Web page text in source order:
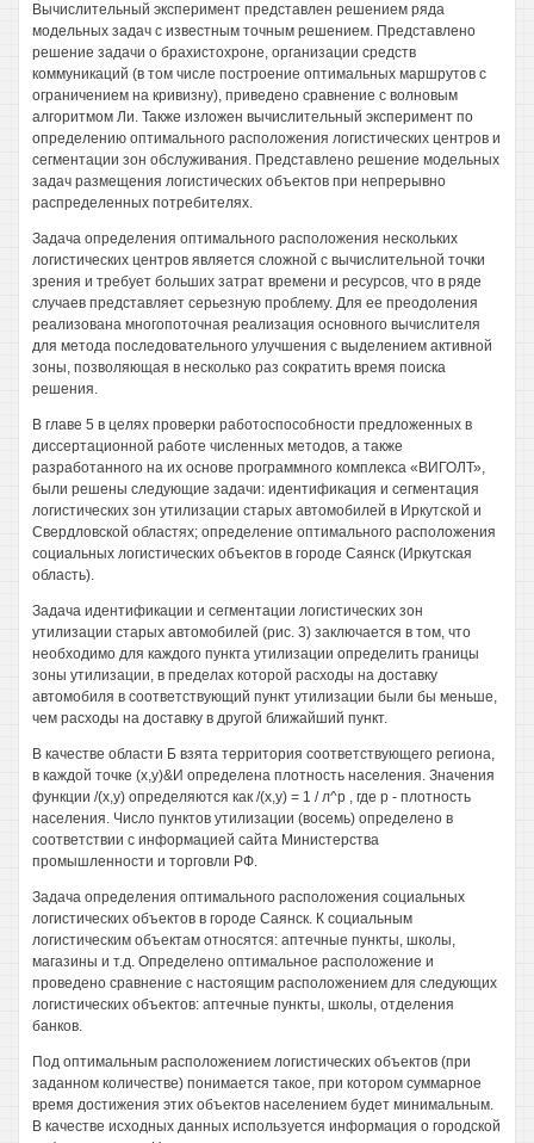
Вычислительный эксперимент представлен решением ряда
модельных задач с известным точным решением. Представлено
решение задачи о брахистохроне, организации средств
коммуникаций (в том числе построение оптимальных маршрутов с
ограничением на кривизну), приведено сравнение с волновым
алгоритмом Ли. Также изложен вычислительный эксперимент по
определению оптимального расположения логистических центров и
сегментации зон обслуживания. Представлено решение модельных
задач размещения логистических объектов при непрерывно
распределенных потребителях.
Задача определения оптимального расположения нескольких
логистических центров является сложной с вычислительной точки
зрения и требует больших затрат времени и ресурсов, что в ряде
случаев представляет серьезную проблему. Для ее преодоления
реализована многопоточная реализация основного вычислителя
для метода последовательного улучшения с выделением активной
зоны, позволяющая в несколько раз сократить время поиска
решения.
В главе 5 в целях проверки работоспособности предложенных в
диссертационной работе численных методов, а также
разработанного на их основе программного комплекса «ВИГОЛТ»,
были решены следующие задачи: идентификация и сегментация
логистических зон утилизации старых автомобилей в Иркутской и
Свердловской областях; определение оптимального расположения
социальных логистических объектов в городе Саянск (Иркутская
область).
Задача идентификации и сегментации логистических зон
утилизации старых автомобилей (рис. 3) заключается в том, что
необходимо для каждого пункта утилизации определить границы
зоны утилизации, в пределах которой расходы на доставку
автомобиля в соответствующий пункт утилизации были бы меньше,
чем расходы на доставку в другой ближайший пункт.
В качестве области Б взята территория соответствующего региона,
в каждой точке (х,у)&И определена плотность населения. Значения
функции /(х,у) определяются как /(х,у) = 1 / л^р , где р - плотность
населения. Число пунктов утилизации (восемь) определено в
соответствии с информацией сайта Министерства
промышленности и торговли РФ.
Задача определения оптимального расположения социальных
логистических объектов в городе Саянск. К социальным
логистическим объектам относятся: аптечные пункты, школы,
магазины и т.д. Определено оптимальное расположение и
проведено сравнение с настоящим расположением для следующих
логистических объектов: аптечные пункты, школы, отделения
банков.
Под оптимальным расположением логистических объектов (при
заданном количестве) понимается такое, при котором суммарное
время достижения этих объектов населением будет минимальным.
В качестве исходных данных используется информация о городской